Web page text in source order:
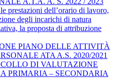
prestazioni dell’orario di lavoro,
degli incarichi di natura
la proposta di attribuzione
PIANO DELLE ATTIVITÀ
ATA A.S. 2020/2021
DI VALUTAZIONE
PRIMARIA – SECONDARIA